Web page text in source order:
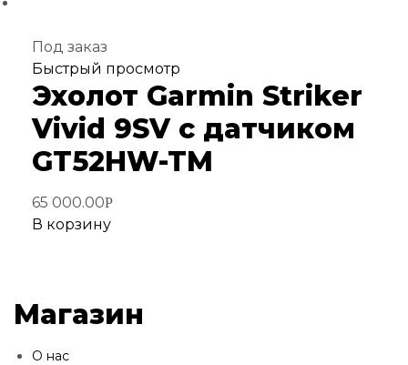
Под заказ
Добавить
в
избранное
Быстрый просмотр
Эхолот Garmin Striker
Vivid 9SV с датчиком
GT52HW-TM
65 000.00Р
В корзину
Магазин
О нас